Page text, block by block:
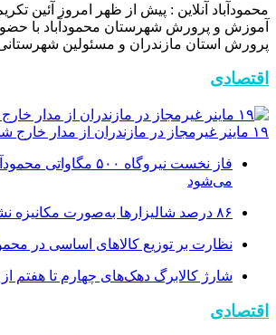
محمودآباد آنلاین : پیش از ظهر امروز آئین
آموزش و پرورش شهرستان محمودآباد با
پرورش استان مازندران و مسئولین
اقتصادی
۱۹ ماینر غیرمجاز در مازندران از مدار خارج شد
فاز نخست نیروگاه ۵۰۰
می‌شود
۸۶ درصد شالیزارها به‌صورت مکانیزه نشاءکاری می‌شوند
نظارت بر توزیع کالا‌های اساسی در
شارژ کالابرگ دهک‌های چهارم تا هفتم از ۲۰ بهمن
اقتصادی